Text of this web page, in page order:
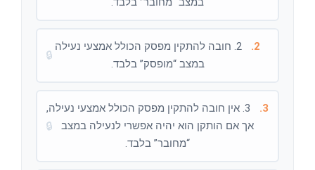
2.
2. חובה להתקין מפסק הכולל אמצעי נעילה
במצב “מופסק” בלבד.
🔒
3.
3. אין חובה להתקין מפסק הכולל אמצעי נעילה,
אך אם הותקן הוא יהיה אפשרי לנעילה במצב
“מחובר” בלבד.
🔒